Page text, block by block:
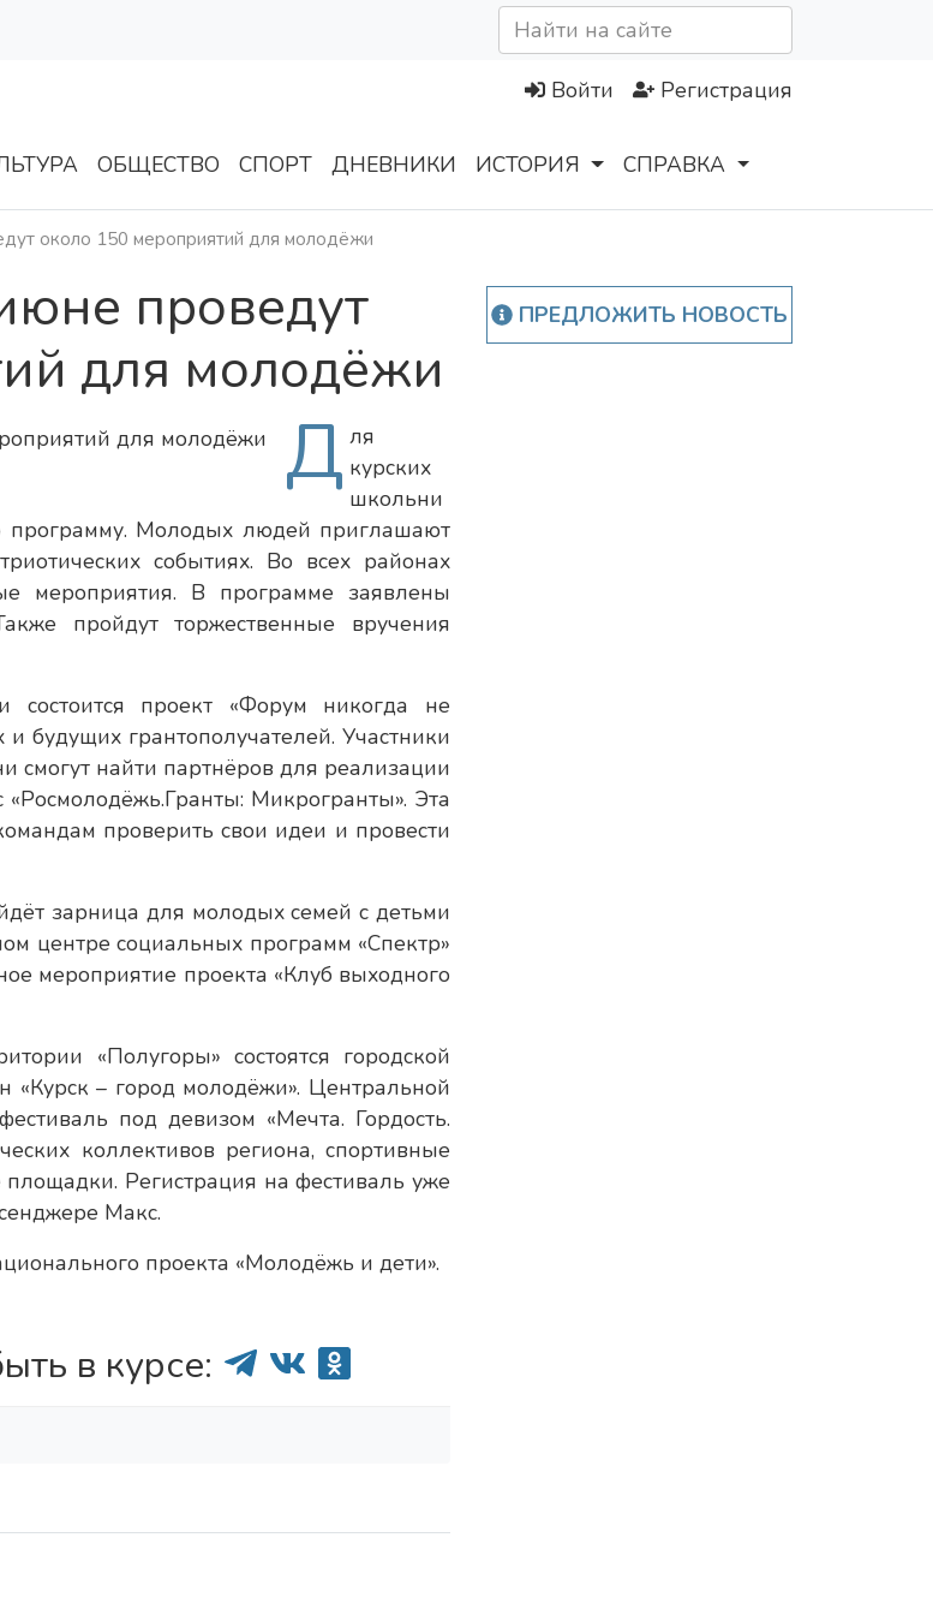
Войти Регистрация
ОБЩЕСТВО СПОРТ ДНЕВНИКИ ИСТОРИЯ СПРАВКА
около 150 мероприятий для молодёжи
проведут
для молодёжи
Д ля
курских
школьни
программу. Молодых людей приглашают
событиях. Во всех районах
мероприятия. В программе заявлены
пройдут торжественные вручения
проект «Форум никогда не
будущих грантополучателей. Участники
смогут найти партнёров для реализации
Микрогранты». Эта
проверить свои идеи и провести
зарница для молодых семей с детьми
центре социальных программ «Спектр»
мероприятие проекта «Клуб выходного
«Полугоры» состоятся городской
– город молодёжи». Центральной
под девизом «Мечта. Гордость.
коллективов региона, спортивные
площадки. Регистрация на фестиваль уже
Макс.
проекта «Молодёжь и дети».
в курсе:
ПРЕДЛОЖИТЬ НОВОСТЬ